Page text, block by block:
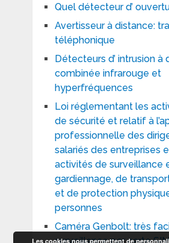
Quel détecteur d’
Avertisseur à distance:
téléphonique
Détecteurs d’ intrusion
combinée infrarouge et
hyperfréquences
Loi réglementant les
de sécurité et relatif à
professionnelle des
salariés des entreprises
activités de surveillance
gardiennage, de
et de protection
personnes
Caméra Genbolt: très
Les cookies nous permettent de